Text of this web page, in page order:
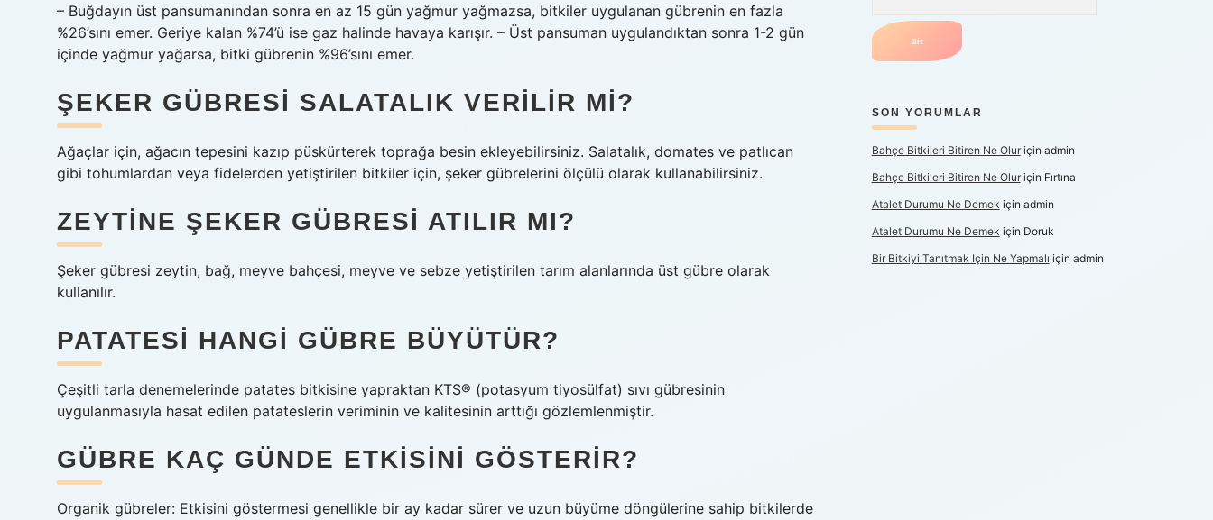
– Buğdayın üst pansumanından sonra en az 15 gün yağmur yağmazsa, bitkiler uygulanan gübrenin en fazla
%26’sını emer. Geriye kalan %74’ü ise gaz halinde havaya karışır. – Üst pansuman uygulandıktan sonra 1-2 gün
içinde yağmur yağarsa, bitki gübrenin %96’sını emer.
ŞEKER GÜBRESI SALATALIK VERILIR MI?
Ağaçlar için, ağacın tepesini kazıp püskürterek toprağa besin ekleyebilirsiniz. Salatalık, domates ve patlıcan
gibi tohumlardan veya fidelerden yetiştirilen bitkiler için, şeker gübrelerini ölçülü olarak kullanabilirsiniz.
ZEYTINE ŞEKER GÜBRESI ATILIR MI?
Şeker gübresi zeytin, bağ, meyve bahçesi, meyve ve sebze yetiştirilen tarım alanlarında üst gübre olarak
kullanılır.
PATATESI HANGI GÜBRE BÜYÜTÜR?
Çeşitli tarla denemelerinde patates bitkisine yapraktan KTS® (potasyum tiyosülfat) sıvı gübresinin
uygulanmasıyla hasat edilen patateslerin veriminin ve kalitesinin arttığı gözlemlenmiştir.
GÜBRE KAÇ GÜNDE ETKISINI GÖSTERIR?
Organik gübreler: Etkisini göstermesi genellikle bir ay kadar sürer ve uzun büyüme döngülerine sahip bitkilerde
SON YORUMLAR
Bahçe Bitkileri Bitiren Ne Oluriçin admin
Bahçe Bitkileri Bitiren Ne Oluriçin Fırtına
Atalet Durumu Ne Demek için admin
Atalet Durumu Ne Demek için Doruk
Bir Bitkiyi Tanıtmak Için Ne Yapmalı için admin